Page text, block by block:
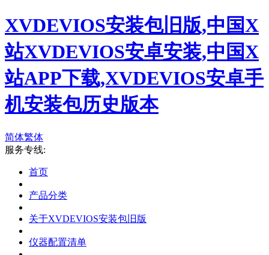
XVDEVIOS安装包旧版,中国X
站XVDEVIOS安卓安装,中国X
站APP下载,XVDEVIOS安卓手
机安装包历史版本
简体繁体
服务专线:
首页
产品分类
关于XVDEVIOS安装包旧版
仪器配置清单